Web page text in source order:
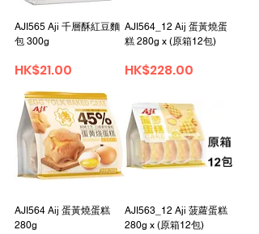
AJI565 Aji 千層酥紅豆麵
包 300g
Price
HK$21.00
AJI564_12 Aij 蛋黃燒蛋
糕 280g x (原箱12包)
Price
HK$228.00
AJI564 Aij 蛋黃燒蛋糕
280g
AJI563_12 Aji 菠蘿蛋糕
280g x (原箱12包)